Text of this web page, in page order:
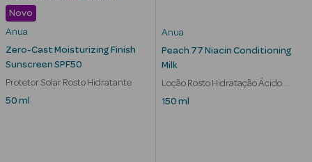
Novo
Anua
Zero-Cast Moisturizing Finish
Sunscreen SPF50
Protetor Solar Rosto Hidratante
50 ml
Anua
Peach 77 Niacin Conditioning
Milk
Loção Rosto Hidratação Ácido
Hialurónico
150 ml